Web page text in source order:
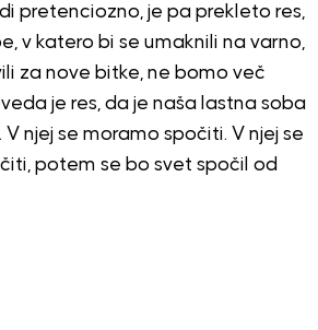
pretenciozno, je pa prekleto res,
v katero bi se umaknili na varno,
za nove bitke, ne bomo več
je res, da je naša lastna soba
njej se moramo spočiti. V njej se
potem se bo svet spočil od